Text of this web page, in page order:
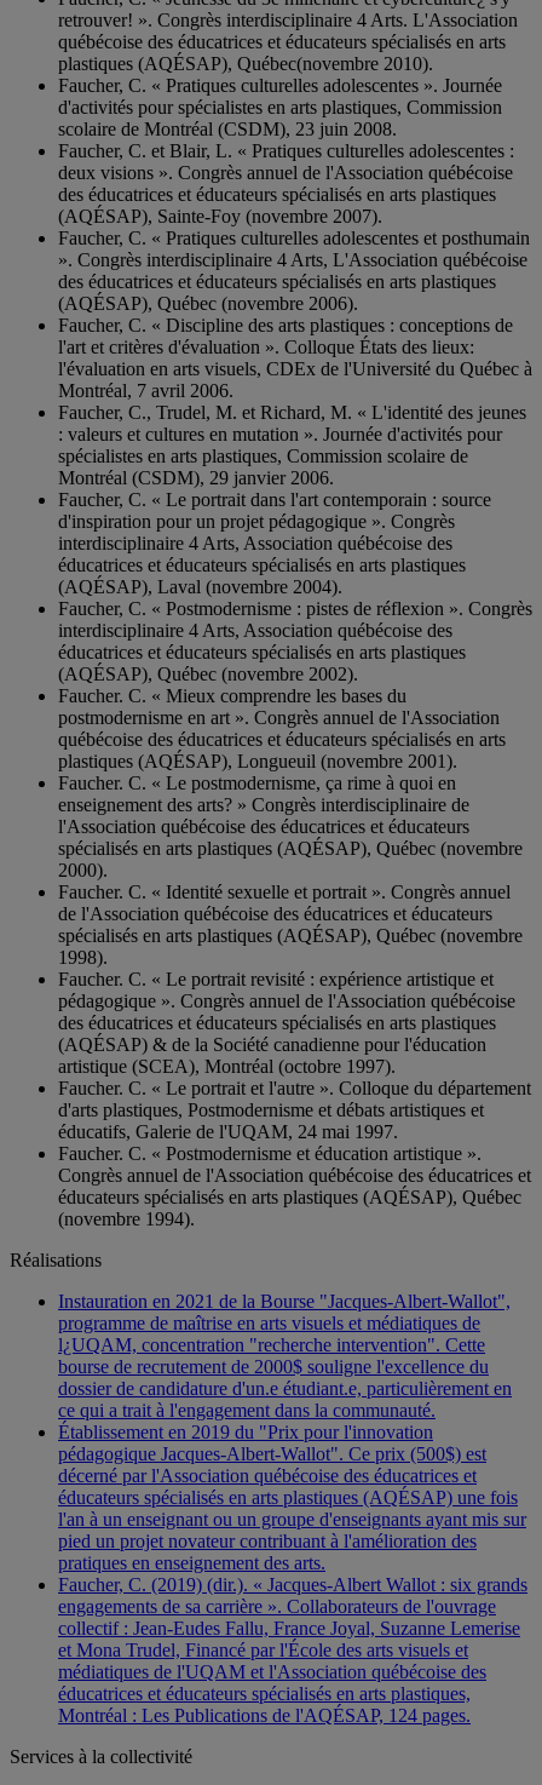
retrouver! ». Congrès interdisciplinaire 4 Arts. L'Association
québécoise des éducatrices et éducateurs spécialisés en arts
plastiques (AQÉSAP), Québec(novembre 2010).
Faucher, C. « Pratiques culturelles adolescentes ». Journée
d'activités pour spécialistes en arts plastiques, Commission
scolaire de Montréal (CSDM), 23 juin 2008.
Faucher, C. et Blair, L. « Pratiques culturelles adolescentes :
deux visions ». Congrès annuel de l'Association québécoise
des éducatrices et éducateurs spécialisés en arts plastiques
(AQÉSAP), Sainte-Foy (novembre 2007).
Faucher, C. « Pratiques culturelles adolescentes et posthumain
». Congrès interdisciplinaire 4 Arts, L'Association québécoise
des éducatrices et éducateurs spécialisés en arts plastiques
(AQÉSAP), Québec (novembre 2006).
Faucher, C. « Discipline des arts plastiques : conceptions de
l'art et critères d'évaluation ». Colloque États des lieux:
l'évaluation en arts visuels, CDEx de l'Université du Québec à
Montréal, 7 avril 2006.
Faucher, C., Trudel, M. et Richard, M. « L'identité des jeunes
: valeurs et cultures en mutation ». Journée d'activités pour
spécialistes en arts plastiques, Commission scolaire de
Montréal (CSDM), 29 janvier 2006.
Faucher, C. « Le portrait dans l'art contemporain : source
d'inspiration pour un projet pédagogique ». Congrès
interdisciplinaire 4 Arts, Association québécoise des
éducatrices et éducateurs spécialisés en arts plastiques
(AQÉSAP), Laval (novembre 2004).
Faucher, C. « Postmodernisme : pistes de réflexion ». Congrès
interdisciplinaire 4 Arts, Association québécoise des
éducatrices et éducateurs spécialisés en arts plastiques
(AQÉSAP), Québec (novembre 2002).
Faucher. C. « Mieux comprendre les bases du
postmodernisme en art ». Congrès annuel de l'Association
québécoise des éducatrices et éducateurs spécialisés en arts
plastiques (AQÉSAP), Longueuil (novembre 2001).
Faucher. C. « Le postmodernisme, ça rime à quoi en
enseignement des arts? » Congrès interdisciplinaire de
l'Association québécoise des éducatrices et éducateurs
spécialisés en arts plastiques (AQÉSAP), Québec (novembre
2000).
Faucher. C. « Identité sexuelle et portrait ». Congrès annuel
de l'Association québécoise des éducatrices et éducateurs
spécialisés en arts plastiques (AQÉSAP), Québec (novembre
1998).
Faucher. C. « Le portrait revisité : expérience artistique et
pédagogique ». Congrès annuel de l'Association québécoise
des éducatrices et éducateurs spécialisés en arts plastiques
(AQÉSAP) & de la Société canadienne pour l'éducation
artistique (SCEA), Montréal (octobre 1997).
Faucher. C. « Le portrait et l'autre ». Colloque du département
d'arts plastiques, Postmodernisme et débats artistiques et
éducatifs, Galerie de l'UQAM, 24 mai 1997.
Faucher. C. « Postmodernisme et éducation artistique ».
Congrès annuel de l'Association québécoise des éducatrices et
éducateurs spécialisés en arts plastiques (AQÉSAP), Québec
(novembre 1994).
Réalisations
Instauration en 2021 de la Bourse "Jacques-Albert-Wallot",
programme de maîtrise en arts visuels et médiatiques de
l¿UQAM, concentration "recherche intervention". Cette
bourse de recrutement de 2000$ souligne l'excellence du
dossier de candidature d'un.e étudiant.e, particulièrement en
ce qui a trait à l'engagement dans la communauté.
Établissement en 2019 du "Prix pour l'innovation
pédagogique Jacques-Albert-Wallot". Ce prix (500$) est
décerné par l'Association québécoise des éducatrices et
éducateurs spécialisés en arts plastiques (AQÉSAP) une fois
l'an à un enseignant ou un groupe d'enseignants ayant mis sur
pied un projet novateur contribuant à l'amélioration des
pratiques en enseignement des arts.
Faucher, C. (2019) (dir.). « Jacques-Albert Wallot : six grands
engagements de sa carrière ». Collaborateurs de l'ouvrage
collectif : Jean-Eudes Fallu, France Joyal, Suzanne Lemerise
et Mona Trudel, Financé par l'École des arts visuels et
médiatiques de l'UQAM et l'Association québécoise des
éducatrices et éducateurs spécialisés en arts plastiques,
Montréal : Les Publications de l'AQÉSAP, 124 pages.
Services à la collectivité